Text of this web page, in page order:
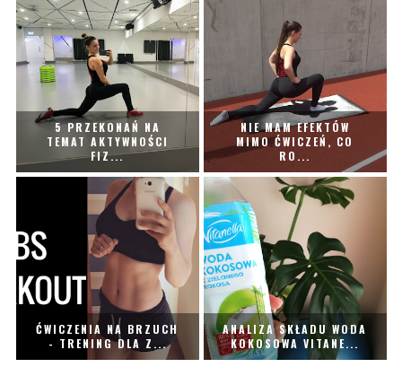
5 PRZEKONAŃ NA
TEMAT AKTYWNOŚCI
FIZ...
NIE MAM EFEKTÓW
MIMO ĆWICZEŃ, CO
RO...
ĆWICZENIA NA BRZUCH
- TRENING DLA Z...
ANALIZA SKŁADU WODA
KOKOSOWA VITANE...